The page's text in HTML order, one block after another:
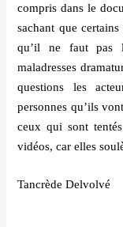
compris dans le
sachant que
qu’il ne faut pas
maladresses
questions les
personnes qu’ils
ceux qui sont tenté
vidéos, car elles
Tancrède Delvolvé